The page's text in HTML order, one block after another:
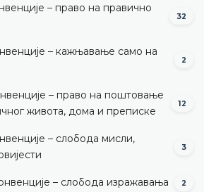
– право на правично
32
– кажњавање само на
2
– право на поштовање
живота, дома и преписке
12
– слобода мисли,
3
– слобода изражавања 2